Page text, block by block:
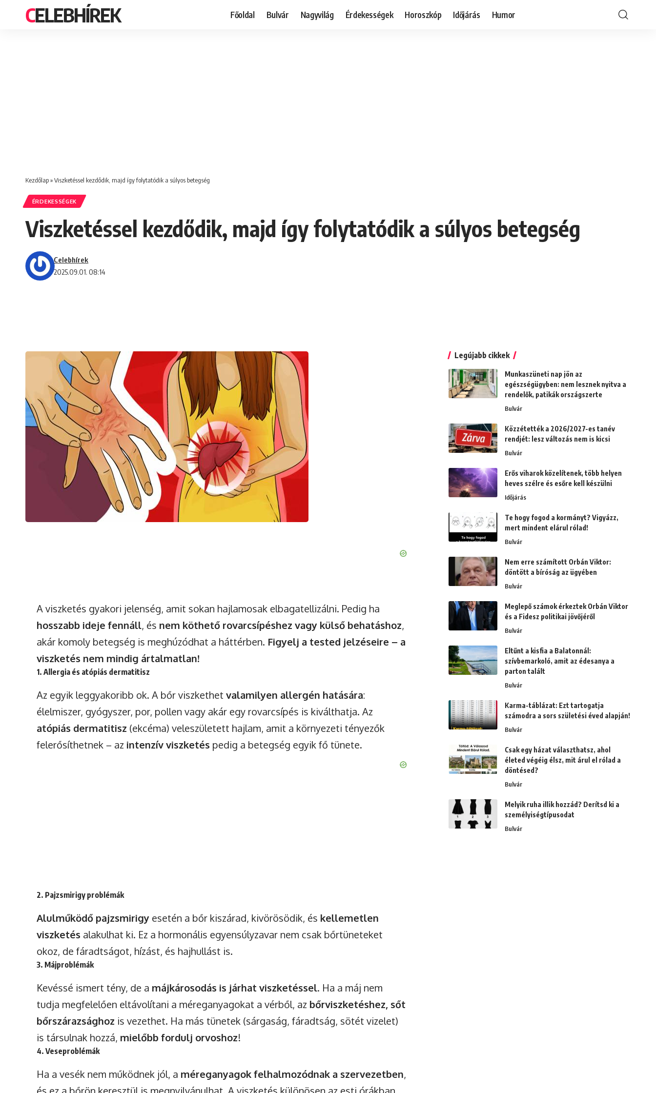
CELEBHÍREK Főoldal Bulvár Nagyvilág Érdekességek Horoszkóp Időjárás Humor
Kezdőlap»Viszketéssel kezdődik, majd így folytatódik a súlyos betegség
ÉRDEKESSÉGEK
Viszketéssel kezdődik, majd így folytatódik a súlyos betegség
2025.09.01. 08:14
Celebhírek
A viszketés gyakori jelenség, amit sokan hajlamosak elbagatellizálni. Pedig ha
hosszabb ideje fennáll, és nem köthető rovarcsípéshez vagy külső behatáshoz,
akár komoly betegség is meghúzódhat a háttérben. Figyelj a tested jelzéseire – a
viszketés nem mindig ártalmatlan!
1. Allergia és atópiás dermatitisz
Az egyik leggyakoribb ok. A bőr viszkethetvalamilyen allergén hatására:
élelmiszer, gyógyszer, por, pollen vagy akár egy rovarcsípés is kiválthatja. Az
atópiás dermatitisz (ekcéma) veleszületett hajlam, amit a környezeti tényezők
felerősíthetnek – az intenzív viszketés pedig a betegség egyik fő tünete.
2. Pajzsmirigy problémák
Alulműködő pajzsmirigy esetén a bőr kiszárad, kivörösödik, és kellemetlen
viszketés alakulhat ki. Ez a hormonális egyensúlyzavar nem csak bőrtüneteket
okoz, de fáradtságot, hízást, és hajhullást is.
3. Májproblémák
Kevéssé ismert tény, de a májkárosodás is járhat viszketéssel. Ha a máj nem
tudja megfelelően eltávolítani a méreganyagokat a vérből, az bőrviszketéshez, sőt
bőrszárazsághoz is vezethet. Ha más tünetek (sárgaság, fáradtság, sötét vizelet)
is társulnak hozzá, mielőbb fordulj orvoshoz!
4. Veseproblémák
Ha a vesék nem működnek jól, a méreganyagok felhalmozódnak a szervezetben,
Legújabb cikkek
Munkaszüneti nap jön az
egészségügyben: nem lesznek nyitva a
rendelők, patikák országszerte
Bulvár
Közzétették a 2026/2027-es tanév
rendjét: lesz változás nem is kicsi
Bulvár
Erős viharok közelítenek, több helyen
heves szélre és esőre kell készülni
Időjárás
Te hogy fogod a kormányt? Vigyázz,
mert mindent elárul rólad!
Bulvár
Nem erre számított Orbán Viktor:
döntött a bíróság az ügyében
Bulvár
Meglepő számok érkeztek Orbán Viktor
és a Fidesz politikai jövőjéről
Bulvár
Eltűnt a kisfia a Balatonnál:
szívbemarkoló, amit az édesanya a
parton talált
Bulvár
Karma-táblázat: Ezt tartogatja
számodra a sors születési éved alapján!
Bulvár
Csak egy házat választhatsz, ahol
életed végéig élsz, mit árul el rólad a
döntésed?
Bulvár
Melyik ruha illik hozzád? Derítsd ki a
személyiségtípusodat
Bulvár
Browsing